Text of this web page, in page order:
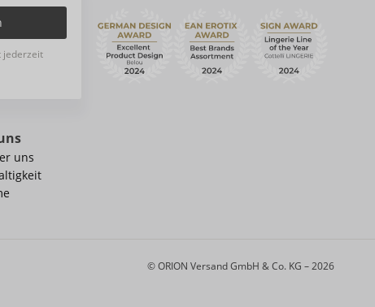
jederzeit
uns
© ORION Versand GmbH & Co. KG – 2026